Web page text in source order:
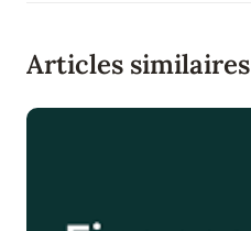
Articles similaires